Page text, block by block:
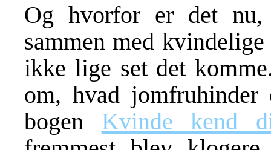
Og hvorfor er det nu,
sammen med
ikke lige set det
om, hvad
bogen Kvinde kend